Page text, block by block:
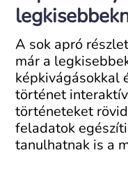
A sok apró
már a
képkivágásokkal
történet
történeteket
feladatok
tanulhatnak is a